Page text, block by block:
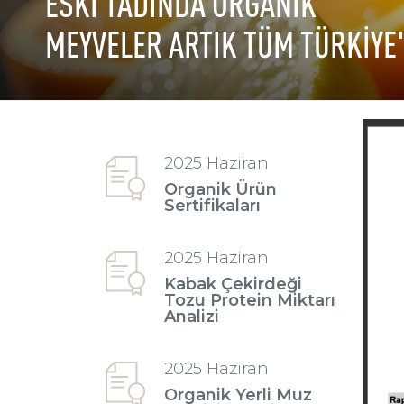
MEYVELER ARTIK TÜM
2025 Haziran
Organik Ürün
Sertifikaları
2025 Haziran
Kabak Çekirdeği
Tozu Protein Miktarı
Analizi
2025 Haziran
Organik Yerli Muz